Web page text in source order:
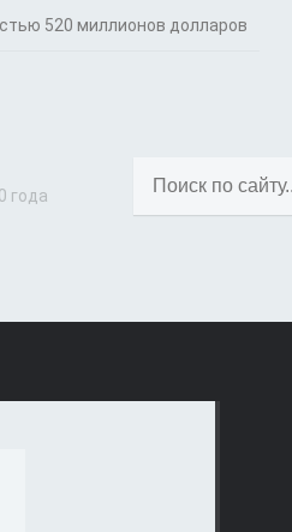
520 миллионов долларов
года